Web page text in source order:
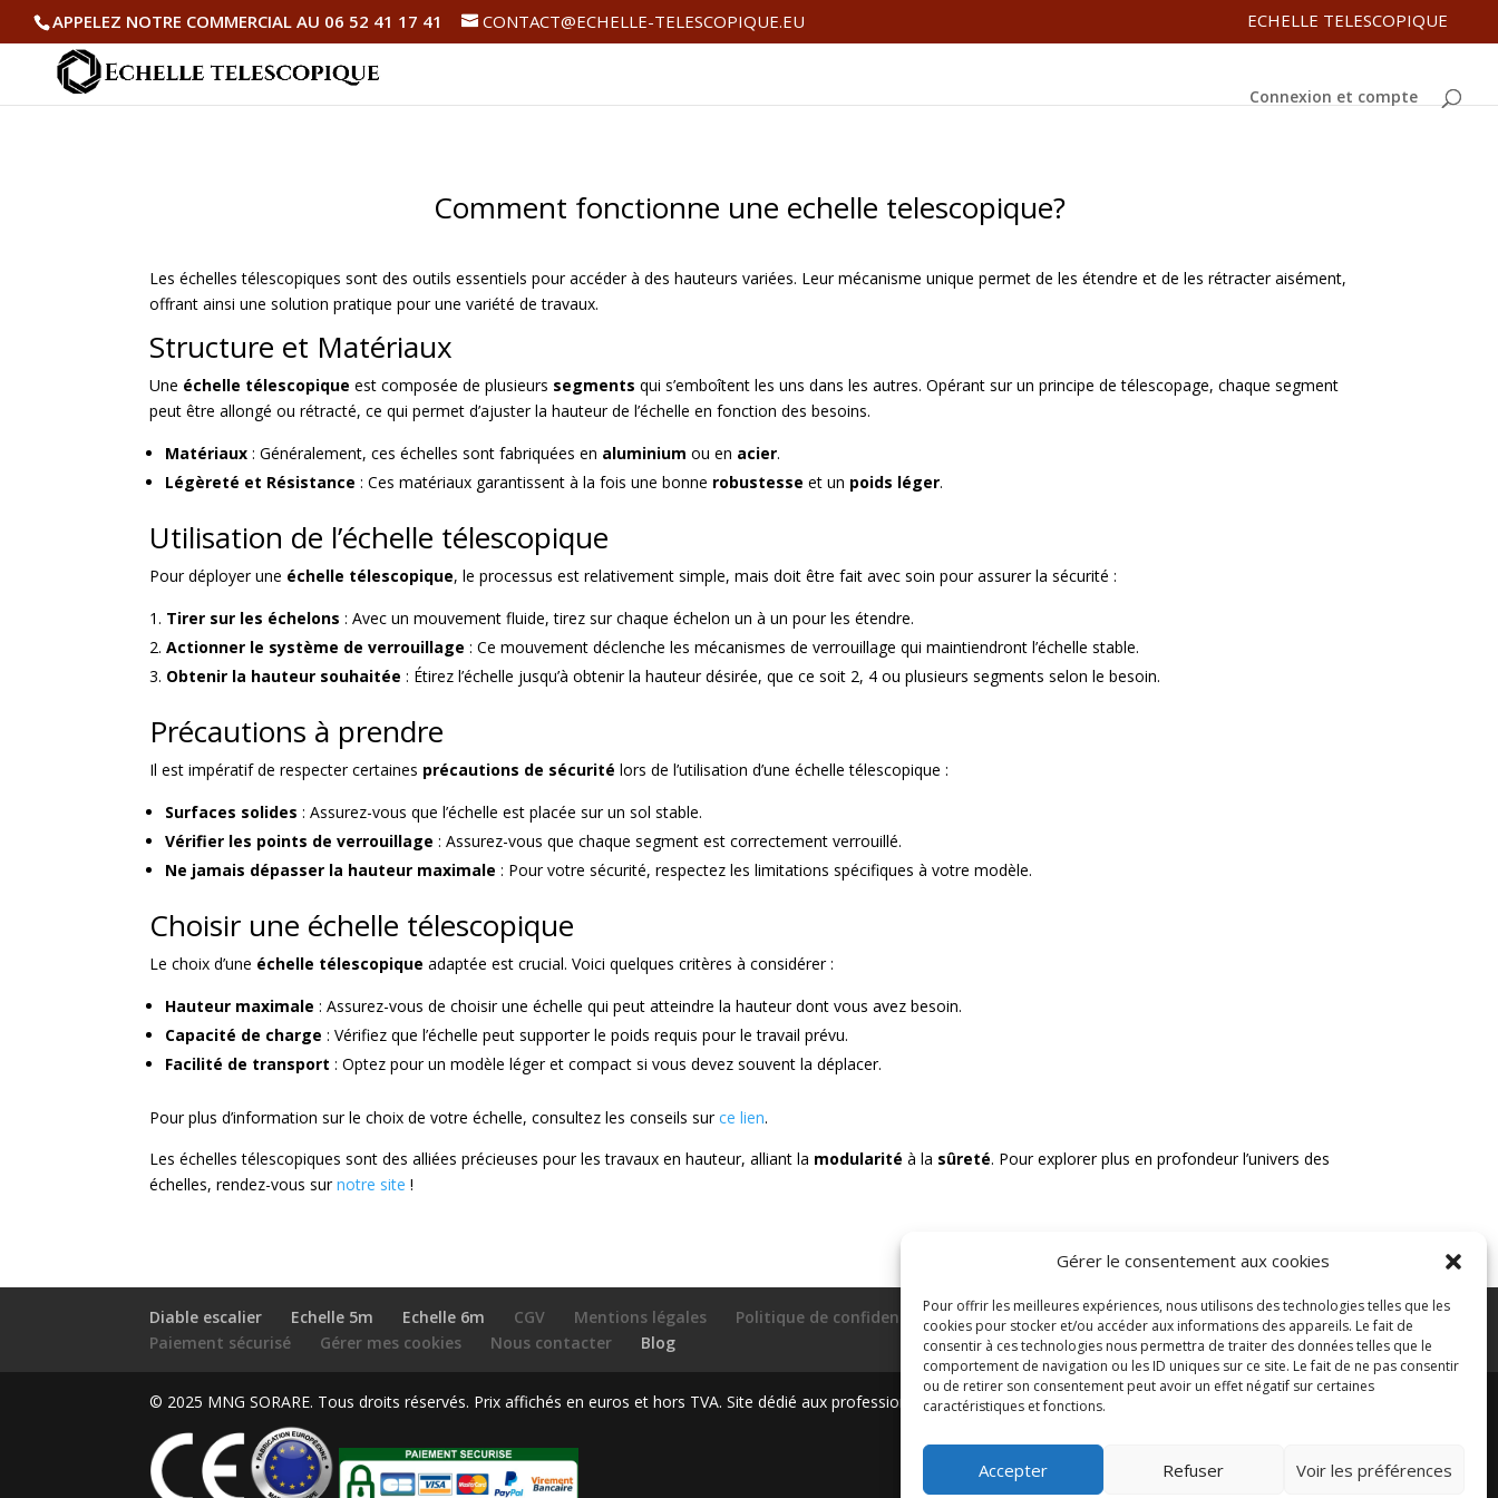
Gérer le consentement aux cookies
Pour offrir les meilleures expériences, nous utilisons des technologies telles que les
cookies pour stocker et/ou accéder aux informations des appareils. Le fait de
consentir à ces technologies nous permettra de traiter des données telles que le
comportement de navigation ou les ID uniques sur ce site. Le fait de ne pas consentir
ou de retirer son consentement peut avoir un effet négatif sur certaines
caractéristiques et fonctions.
Accepter Refuser Voir les préférences
APPELEZ NOTRE COMMERCIAL AU 06 52 41 17 41 CONTACT@ECHELLE-TELESCOPIQUE.EU ECHELLE TELESCOPIQUE
Connexion et compte
Comment fonctionne une echelle telescopique?
Les échelles télescopiques sont des outils essentiels pour accéder à des hauteurs variées. Leur mécanisme unique permet de les étendre et de les rétracter aisément,
offrant ainsi une solution pratique pour une variété de travaux.
Structure et Matériaux
Une échelle télescopique est composée de plusieurs segments qui s’emboîtent les uns dans les autres. Opérant sur un principe de télescopage, chaque segment
peut être allongé ou rétracté, ce qui permet d’ajuster la hauteur de l’échelle en fonction des besoins.
Matériaux : Généralement, ces échelles sont fabriquées en aluminium ou en acier.
Légèreté et Résistance : Ces matériaux garantissent à la fois une bonne robustesse et un poids léger.
Utilisation de l’échelle télescopique
Pour déployer une échelle télescopique, le processus est relativement simple, mais doit être fait avec soin pour assurer la sécurité :
Tirer sur les échelons : Avec un mouvement fluide, tirez sur chaque échelon un à un pour les étendre.
Actionner le système de verrouillage : Ce mouvement déclenche les mécanismes de verrouillage qui maintiendront l’échelle stable.
Obtenir la hauteur souhaitée : Étirez l’échelle jusqu’à obtenir la hauteur désirée, que ce soit 2, 4 ou plusieurs segments selon le besoin.
Précautions à prendre
Il est impératif de respecter certaines précautions de sécurité lors de l’utilisation d’une échelle télescopique :
Surfaces solides : Assurez-vous que l’échelle est placée sur un sol stable.
Vérifier les points de verrouillage : Assurez-vous que chaque segment est correctement verrouillé.
Ne jamais dépasser la hauteur maximale : Pour votre sécurité, respectez les limitations spécifiques à votre modèle.
Choisir une échelle télescopique
Le choix d’une échelle télescopique adaptée est crucial. Voici quelques critères à considérer :
Hauteur maximale : Assurez-vous de choisir une échelle qui peut atteindre la hauteur dont vous avez besoin.
Capacité de charge : Vérifiez que l’échelle peut supporter le poids requis pour le travail prévu.
Facilité de transport : Optez pour un modèle léger et compact si vous devez souvent la déplacer.
Pour plus d’information sur le choix de votre échelle, consultez les conseils surce lien.
Les échelles télescopiques sont des alliées précieuses pour les travaux en hauteur, alliant la modularité à la sûreté. Pour explorer plus en profondeur l’univers des
échelles, rendez-vous surnotre site !
Diable escalier Echelle 5m Echelle 6m CGV Mentions légales
Politique de confidentialité et protection des données
Paiement sécurisé
Gérer mes cookies Nous contacter Blog
© 2025 MNG SORARE. Tous droits réservés. Prix affichés en euros et hors TVA. Site dédié aux professionnels